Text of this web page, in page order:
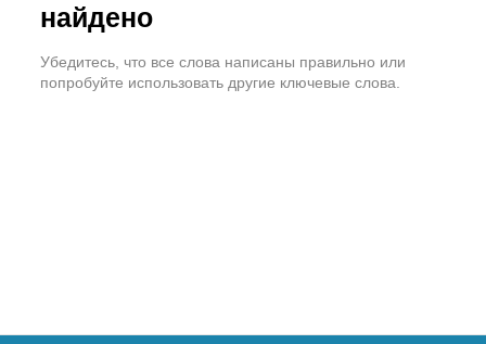
найдено
Убедитесь, что все слова написаны правильно или
попробуйте использовать другие ключевые слова.